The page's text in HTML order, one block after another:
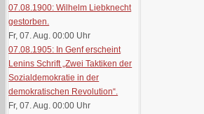
07.08.1900: Wilhelm Liebknecht
gestorben.
Fr, 07. Aug. 00:00 Uhr
07.08.1905: In Genf erscheint
Lenins Schrift „Zwei Taktiken der
Sozialdemokratie in der
demokratischen Revolution“.
Fr, 07. Aug. 00:00 Uhr